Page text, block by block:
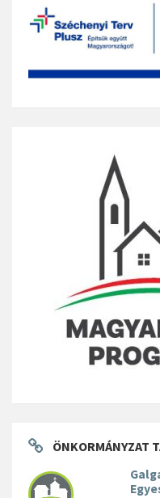
ÖNKORMÁNYZAT